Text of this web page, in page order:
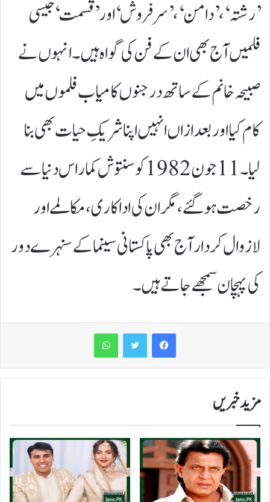
’رشتہ‘، ’دامن‘، ’سرفروش‘ اور ’قسمت‘ جیسی
فلمیں آج بھی ان کے فن کی گواہ ہیں۔ انہوں نے
صبیحہ خانم کے ساتھ درجنوں کامیاب فلموں میں
کام کیا اور بعد ازاں انہیں اپنا شریکِ حیات بھی بنا
لیا۔11جون1982کو سنتوش کمار اس دنیا سے
رخصت ہوگئے،مگر ان کی اداکاری، مکالمے اور
لازوال کردار آج بھی پاکستانی سینما کے سنہرے دور
کی پہچان سمجھے جاتے ہیں۔
WhatsApp
مزید خبریں